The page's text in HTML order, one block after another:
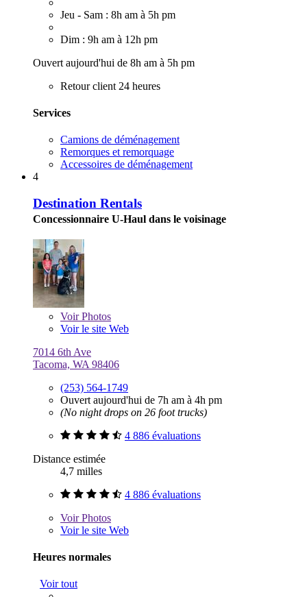
Jeu - Sam : 8h am à 5h pm
Dim : 9h am à 12h pm
Ouvert aujourd'hui de 8h am à 5h pm
Retour client 24 heures
Services
Camions de déménagement
Remorques et remorquage
Accessoires de déménagement
4
Destination Rentals
Concessionnaire U-Haul dans le voisinage
VoirPhotos
Voir le site Web
7014 6th Ave
Tacoma, WA 98406
(253) 564-1749
Ouvert aujourd'hui de 7h am à 4h pm
(No night drops on 26 foot trucks)
4 886 évaluations
Distance estimée
4,7 milles
4 886 évaluations
VoirPhotos
Voir le site Web
Heures normales
Voir tout